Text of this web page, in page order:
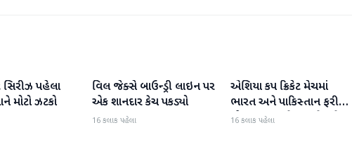
સિરીઝ પહેલા
મોટો ઝટકો
રમતગમત
વિલ જેક્સે બાઉન્ડ્રી લાઇન પર
એક શાનદાર કેચ પકડ્યો
16 કલાક પહેલા
રમતગમત
એશિયા કપ ક્રિકેટ મેચમાં
ભારત અને પાકિસ્તાન ફરી
એકવાર આમને-સામને થશે
16 કલાક પહેલા